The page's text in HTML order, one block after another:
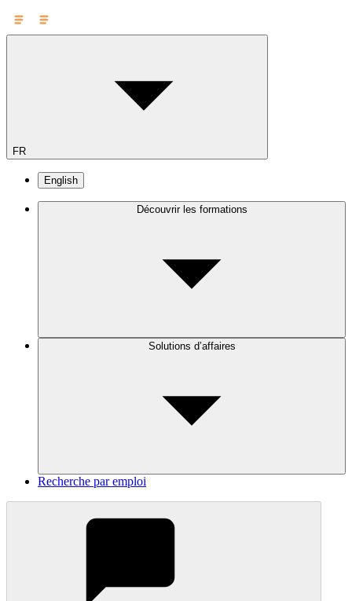
FR
English
Découvrir les formations
Solutions d’affaires
Recherche par emploi